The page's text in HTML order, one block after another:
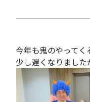
今年も鬼のやってく
少し遅くなりました